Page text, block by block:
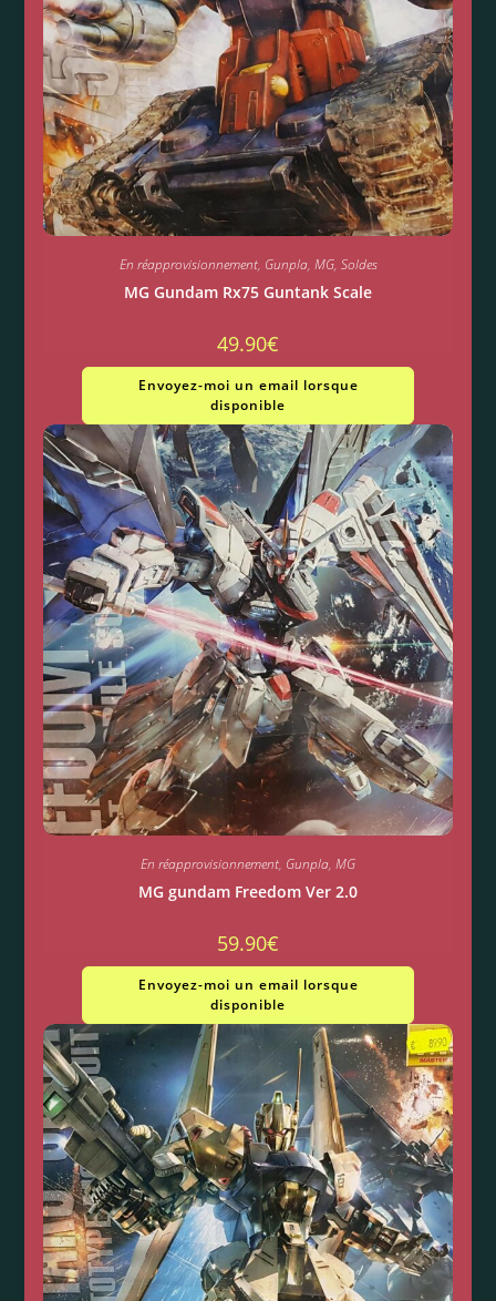
En réapprovisionnement, Gunpla, MG, Soldes
MG Gundam Rx75 Guntank Scale
49.90€
Envoyez-moi un email lorsque
disponible
En réapprovisionnement, Gunpla, MG
MG gundam Freedom Ver 2.0
59.90€
Envoyez-moi un email lorsque
disponible